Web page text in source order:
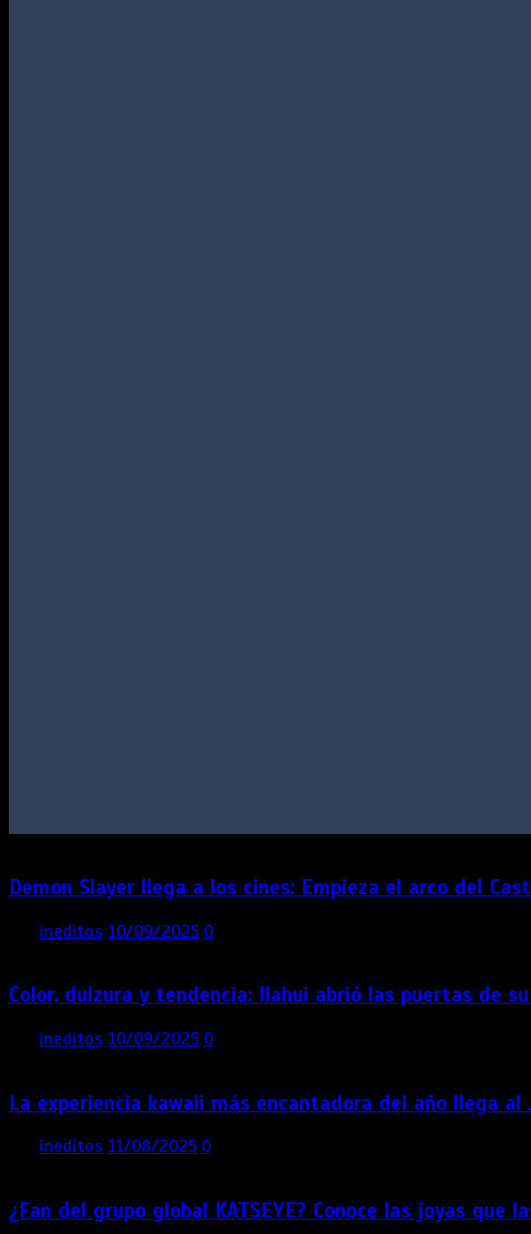
Demon Slayer llega a los cines: Empieza el arco del
ineditos 10/09/2025 0
Color, dulzura y tendencia: Ilahui abrió las puertas de
ineditos 10/09/2025 0
La experiencia kawaii más encantadora del año llega
ineditos 11/08/2025 0
¿Fan del grupo global KATSEYE? Conoce las joyas que